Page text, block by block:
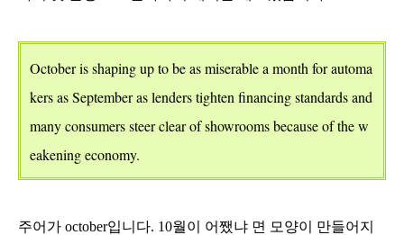
October is shaping up to be as miserable a month for automa
kers as September as lenders tighten financing standards and
many consumers steer clear of showrooms because of the w
eakening economy.
주어가 october입니다. 10월이 어쨌냐 면 모양이 만들어지